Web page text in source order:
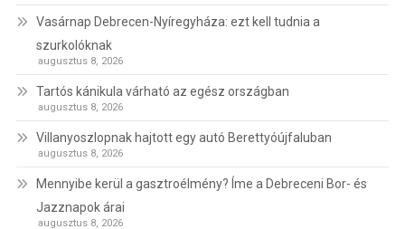
Vasárnap Debrecen-Nyíregyháza: ezt kell tudnia a
szurkolóknak
augusztus 8, 2026
Tartós kánikula várható az egész országban
augusztus 8, 2026
Villanyoszlopnak hajtott egy autó Berettyóújfaluban
augusztus 8, 2026
Mennyibe kerül a gasztroélmény? Íme a Debreceni Bor- és
Jazznapok árai
augusztus 8, 2026